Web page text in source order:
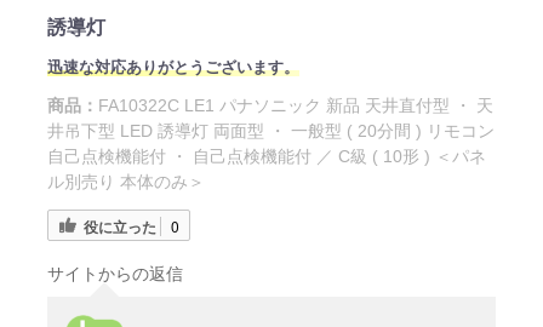
誘導灯
迅速な対応ありがとうございます。
商品： FA10322C LE1 パナソニック 新品 天井直付型 ・ 天
井吊下型 LED 誘導灯 両面型 ・ 一般型 ( 20分間 ) リモコン
自己点検機能付 ・ 自己点検機能付 ／ C級 ( 10形 ) ＜パネ
ル別売り 本体のみ＞
役に立った 0
サイトからの返信